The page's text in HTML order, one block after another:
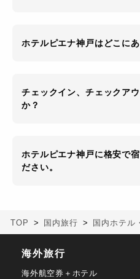
ホテルピエナ神戸はどこに
チェックイン、チェックア
か？
ホテルピエナ神戸に格安で
ださい。
TOP 国内旅行 国内ホテル
海外旅行
海外航空券＋ホテル